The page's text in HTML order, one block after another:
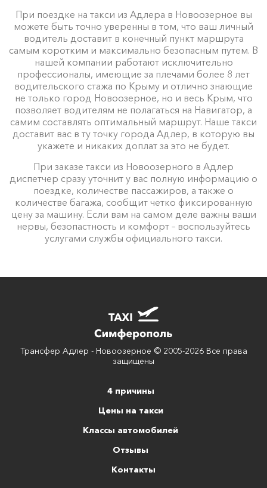
При поездке на такси из Адлера в Новоозерное вы
можете быть точно уверенны в том, что ваш личный
водитель доставит в конечный пункт маршрута
самым коротким и максимально безопасным путем. В
нашей компании работают исключительно
профессионалы, имеющие за плечами более 8 лет
водительского стажа по Крыму и отлично знающие
не только город Новоозерное, но и весь Крым, что
позволяет водителям не полагаться на Навигатор, а
самим составлять оптимальный маршрут. Наше такси
доставит вас в ту точку города Адлер, в которую вы
укажете и никаких доплат за это не будет.
При заказе такси из Новоозерного в Адлер
диспетчер сразу уточнит у вас полную информацию о
поездке, количестве пассажиров, а также о
количестве багажа, сообщит четко фиксированную
цену за машину. Если вам на самом деле важны ваши
нервы, безопастность и комфорт – воспользуйтесь
услугами службы официального такси.
Трансфер Адлер - Новоозерное © 2005-2026 Все права
защищены
4 причины
Цены на такси
Классы автомобилей
Отзывы
Контакты